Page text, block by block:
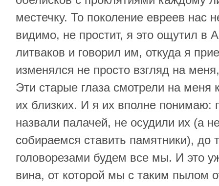
местечку. То поколение евреев нас
видимо, не простит, я это ощутил в
литваков и говорил им, откуда я
изменялся не просто взгляд на
Эти старые глаза смотрели на меня
их близких. И я их вполне понимаю:
назвали палачей, не осудили их (а
собираемся ставить памятники), до
головорезами будем все мы. И это
вина, от которой мы с таким пылом